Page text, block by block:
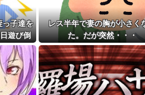
妻に堕胎させたことを忘れ開き直る
供など『10人』が泣き叫ぶ地獄絵
の理由が30年前の夫の不倫！？
ットがあるの」「そんなに大変なら
取られて離婚を言い渡された
れたことが衝撃だった
よ
っ子達を
遊び倒
になっ
レス半年で妻の胸が小さく
た。だが突然・・・